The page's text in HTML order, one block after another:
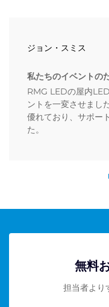
ジョン・スミス
私たちのイベントの
RMG LEDの屋内
ントを一変させまし
優れており、サポー
た。
無料
担当者より